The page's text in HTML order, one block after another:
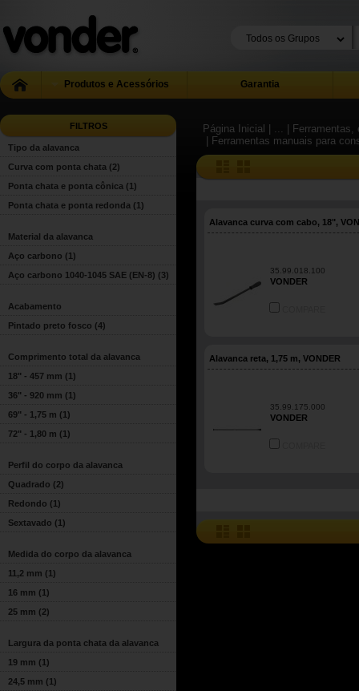
Produtos e Acessórios Garantia
FILTROS
Tipo da alavanca
Curva com ponta chata (2)
Ponta chata e ponta cônica (1)
Ponta chata e ponta redonda (1)
Material da alavanca
Aço carbono (1)
Aço carbono 1040-1045 SAE (EN-8) (3)
Acabamento
Pintado preto fosco (4)
Comprimento total da alavanca
18" - 457 mm (1)
36" - 920 mm (1)
69" - 1,75 m (1)
72" - 1,80 m (1)
Perfil do corpo da alavanca
Quadrado (2)
Redondo (1)
Sextavado (1)
Medida do corpo da alavanca
11,2 mm (1)
16 mm (1)
25 mm (2)
Largura da ponta chata da alavanca
19 mm (1)
24,5 mm (1)
Página Inicial | ...
|
| Ferramentas manuais para
Alavanca curva com cabo, 18",
35.99.018.100
VONDER
Alavanca reta, 1,75 m, VONDER
35.99.175.000
VONDER